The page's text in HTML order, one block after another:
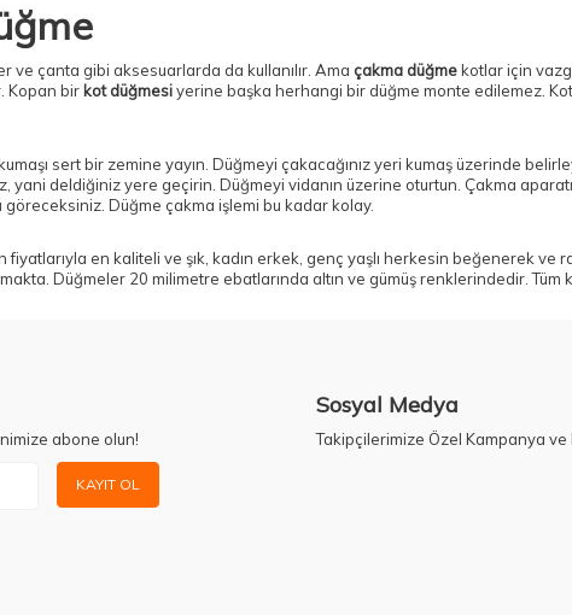
ve çanta gibi aksesuarlarda da kullanılır. Ama çakma düğmekotlar için
Kopan bir kot düğmesiyerine başka herhangi bir düğme monte edilemez.
sert bir zemine yayın. Düğmeyi çakacağınız yeri kumaş üzerinde
deldiğiniz yere geçirin. Düğmeyi vidanın üzerine oturtun. Çakma
göreceksiniz. Düğme çakma işlemi bu kadar kolay.
en kaliteli ve şık, kadın erkek, genç yaşlı herkesin beğenerek
Düğmeler 20 milimetre ebatlarında altın ve gümüş renklerindedir. Tüm
abone olun!
KAYIT OL
Sosyal Medya
Takipçilerimize Özel Kampanya